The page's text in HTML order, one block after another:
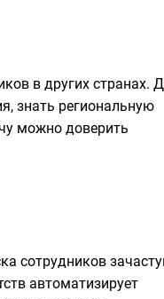
в других странах.
знать региональную
можно доверить
сотрудников
автоматизирует